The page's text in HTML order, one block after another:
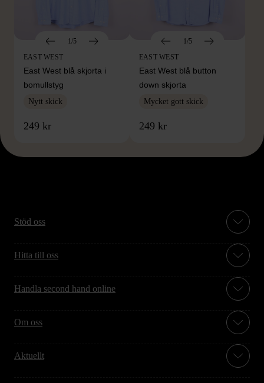
1/5
EAST WEST
East West blå skjorta i
bomullstyg
Nytt skick
249 kr
1/5
EAST WEST
East West blå button
down skjorta
Mycket gott skick
249 kr
Stöd oss
Hitta till oss
Handla second hand online
Om oss
Aktuellt